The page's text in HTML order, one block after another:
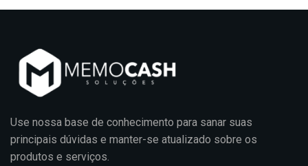
Use nossa base de conhecimento para sanar suas
principais dúvidas e manter-se atualizado sobre os
produtos e serviços.